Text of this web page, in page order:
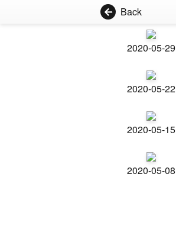
Back
2020-05-29
2020-05-22
2020-05-15
2020-05-08